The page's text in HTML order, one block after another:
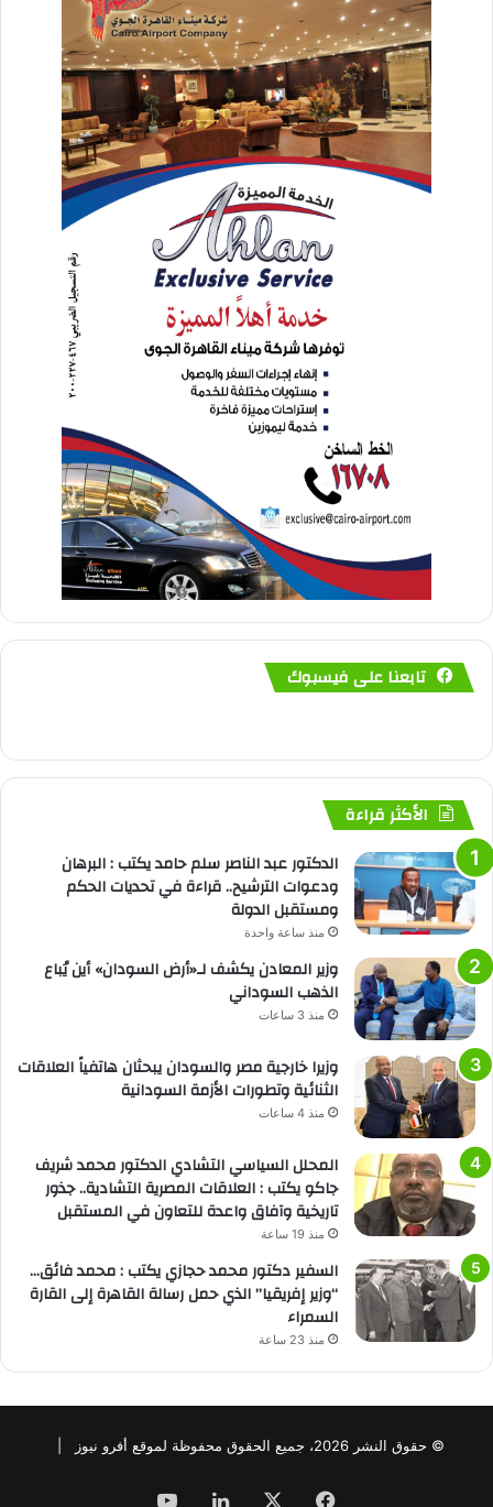
تابعنا على فيسبوك
الأكثر قراءة
الدكتور عبد الناصر سلم حامد يكتب : البرهان
ودعوات الترشيح.. قراءة في تحديات الحكم
ومستقبل الدولة
منذ ساعة واحدة
وزير المعادن يكشف لـ«أرض السودان» أين يُباع
الذهب السوداني
منذ 3 ساعات
وزيرا خارجية مصر والسودان يبحثان هاتفياً العلاقات
الثنائية وتطورات الأزمة السودانية
منذ 4 ساعات
المحلل السياسي التشادي الدكتور محمد شريف
جاكو يكتب : العلاقات المصرية التشادية.. جذور
تاريخية وآفاق واعدة للتعاون في المستقبل
منذ 19 ساعة
السفير دكتور محمد حجازي يكتب : محمد فائق…
“وزير إفريقيا” الذي حمل رسالة القاهرة إلى القارة
السمراء
منذ 23 ساعة
© حقوق النشر 2026، جميع الحقوق محفوظة لموقع أفرو نيوز |
فيسبوك لينكدإن